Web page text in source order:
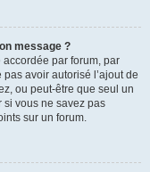
message ?
accordée par forum, par
avoir autorisé l’ajout de
ou peut-être que seul un
si vous ne savez pas
sur un forum.